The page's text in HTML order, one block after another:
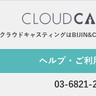
クラウドキャスティングは
ヘルプ・ご利
03-6821-